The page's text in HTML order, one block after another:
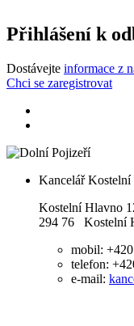
Přihlášení k
Dostávejte informace z
Chci se zaregistrovat
Kancelář
Kostelní Hlavno
294 76 Kostelní
mobil:
telefon:
e-mail: